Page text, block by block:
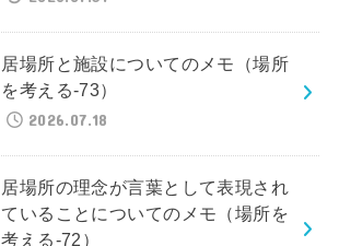
居場所と施設についてのメモ（場所
を考える-73）
2026.07.18
居場所の理念が言葉として表現され
ていることについてのメモ（場所を
考える-72）